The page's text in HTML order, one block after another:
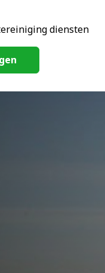
diensten